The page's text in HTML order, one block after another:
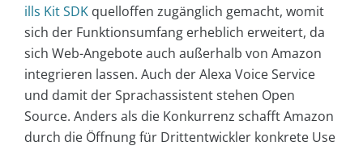
ills Kit SDK quelloffen zugänglich gemacht, womit
sich der Funktionsumfang erheblich erweitert, da
sich Web-Angebote auch außerhalb von Amazon
integrieren lassen. Auch der Alexa Voice Service
und damit der Sprachassistent stehen Open
Source. Anders als die Konkurrenz schafft Amazon
durch die Öffnung für Drittentwickler konkrete Use